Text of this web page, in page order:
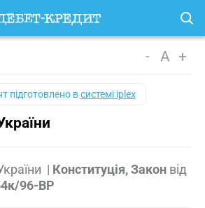
- A +
підготовлено всистемі iplex
| Конституція, Закон від
96-ВР